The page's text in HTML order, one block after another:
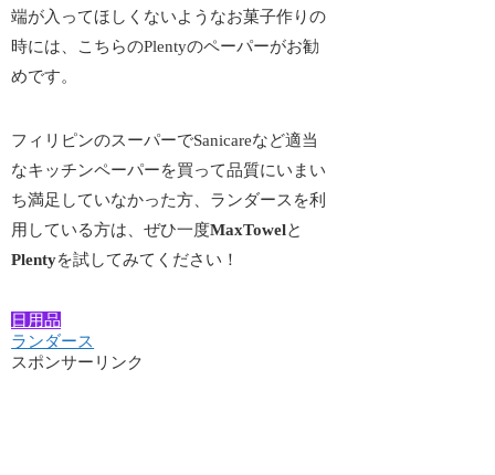
端が入ってほしくないようなお菓子作りの
時には、こちらのPlentyのペーパーがお勧
めです。
フィリピンのスーパーでSanicareなど適当
なキッチンペーパーを買って品質にいまい
ち満足していなかった方、ランダースを利
用している方は、ぜひ一度MaxTowelと
Plentyを試してみてください！
日用品
ランダース
スポンサーリンク